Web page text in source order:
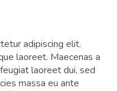
adipiscing elit.
laoreet. Maecenas a
laoreet dui, sed
massa eu ante